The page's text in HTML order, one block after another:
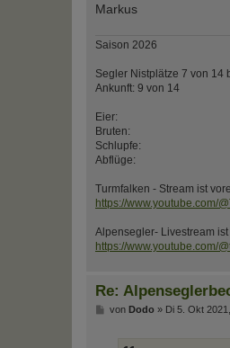
Markus
Saison 2026
Segler Nistplätze 7 von 14
Ankunft: 9 von 14
Eier:
Bruten:
Schlupfe:
Abflüge:
Turmfalken - Stream ist
https://www.youtube.com/
Alpensegler- Livestream ist
https://www.youtube.com/
Re:
Bvon Dodo » Di 5. Okt